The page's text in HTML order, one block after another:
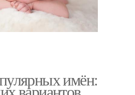
имён: